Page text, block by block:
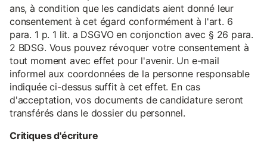
ans, à condition que les candidats aient donné leur
consentement à cet égard conformément à l'art. 6
para. 1 p. 1 lit. a DSGVO en conjonction avec § 26 para.
2 BDSG. Vous pouvez révoquer votre consentement à
tout moment avec effet pour l'avenir. Un e-mail
informel aux coordonnées de la personne responsable
indiquée ci-dessus suffit à cet effet. En cas
d'acceptation, vos documents de candidature seront
transférés dans le dossier du personnel.
Critiques d'écriture